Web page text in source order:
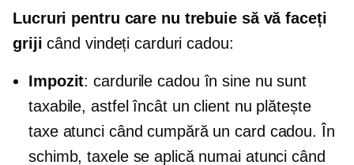
Lucruri pentru care nu trebuie să vă faceți
griji când vindeți carduri cadou:
Impozit: cardurile cadou în sine nu sunt
taxabile, astfel încât un client nu plătește
taxe atunci când cumpără un card cadou. În
schimb, taxele se aplică numai atunci când